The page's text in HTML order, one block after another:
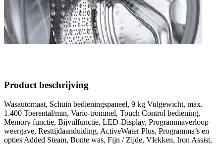
Product beschrijving
Wasautomaat, Schuin bedieningspaneel, 9 kg Vulgewicht, max.
1.400 Toerental/min, Vario-trommel, Touch Control bediening,
Memory functie, Bijvulfunctie, LED-Display, Programmaverloop
weergave, Resttijdaanduiding, ActiveWater Plus, Programma’s en
opties Added Steam, Bonte was, Fijn / Zijde, Vlekken, Iron Assist,